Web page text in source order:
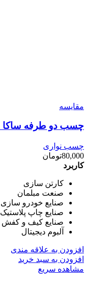
مقایسه
چسب دو طرفه ساکا 2 سانتی
چسب نواری
80,000تومان
کاربرد
کارتن سازی
صنعت مبلمان
صنایع خودرو سازی
صنایع چاپ پلاستیک
صنایع کیف و کفش
آلبوم دیجیتال
افزودن به علاقه مندی
افزودن به سبد خرید
مشاهده سریع